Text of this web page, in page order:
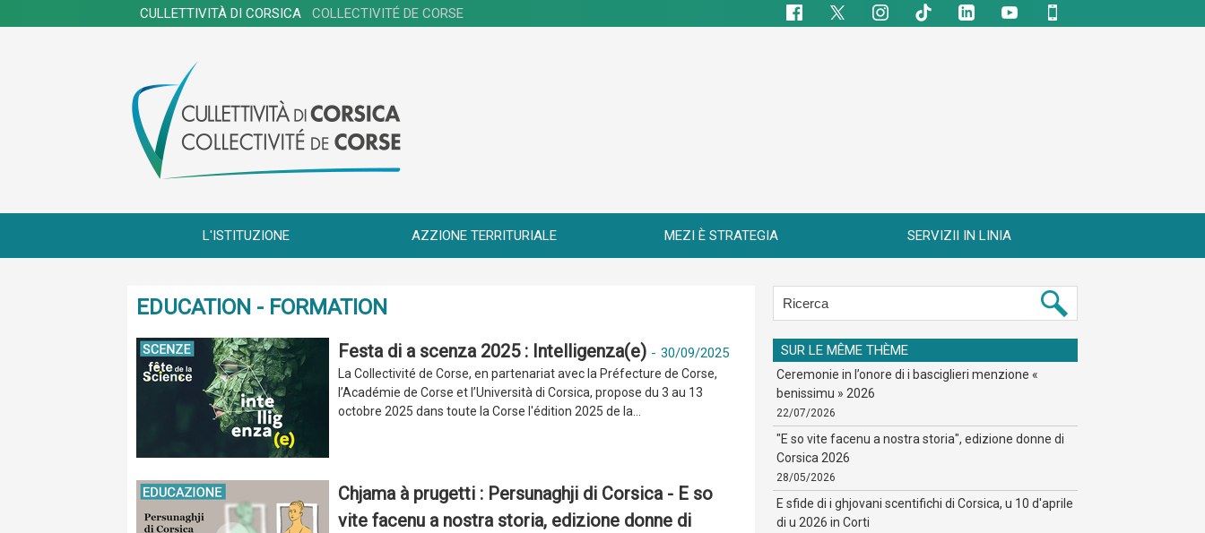
CULLETTIVITÀ DI CORSICA COLLECTIVITÉ DE CORSE
L'ISTITUZIONE AZZIONE TERRITURIALE MEZI È STRATEGIA SERVIZII IN LINIA
EDUCATION - FORMATION
Festa di a scenza 2025 : Intelligenza(e) - 30/09/2025
La Collectivité de Corse, en partenariat avec la Préfecture de Corse,
l’Académie de Corse et l’Università di Corsica, propose du 3 au 13
octobre 2025 dans toute la Corse l'édition 2025 de la...
Chjama à prugetti : Persunaghji di Corsica - E so
vite facenu a nostra storia, edizione donne di
SUR LE MÊME THÈME
Ceremonie in l’onore di i basciglieri menzione «
benissimu » 2026
22/07/2026
"E so vite facenu a nostra storia", edizione donne di
Corsica 2026
28/05/2026
E sfide di i ghjovani scentifichi di Corsica, u 10 d'aprile
di u 2026 in Corti